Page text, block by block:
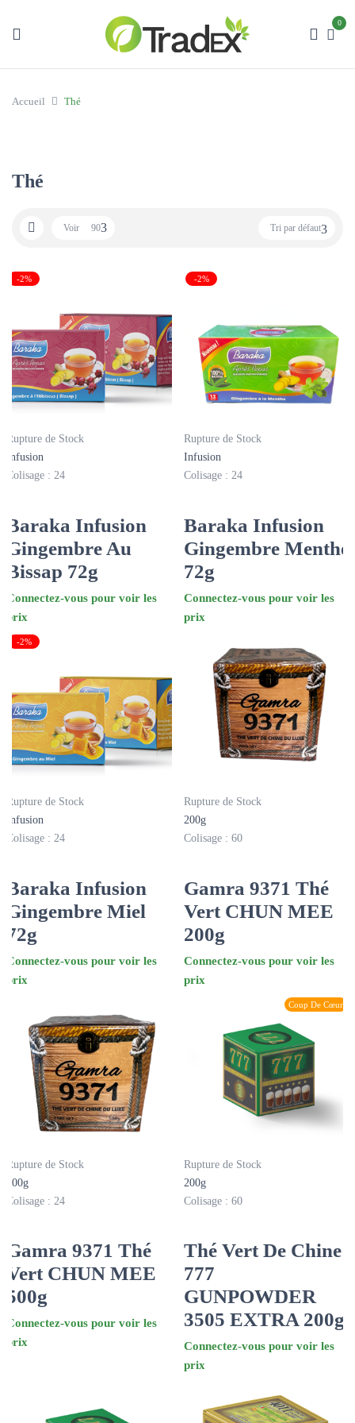
0
Accueil Thé
Thé
Tri par défaut
Voir 90
-2%
Rupture de Stock
Infusion
Colisage : 24
Baraka Infusion
Gingembre Au
Bissap 72g
Connectez-vous pour voir les
prix
-2%
Rupture de Stock
Infusion
Colisage : 24
Baraka Infusion
Gingembre Menthe
72g
Connectez-vous pour voir les
prix
-2%
Rupture de Stock
Infusion
Colisage : 24
Baraka Infusion
Gingembre Miel
72g
Connectez-vous pour voir les
prix
Rupture de Stock
200g
Colisage : 60
Gamra 9371 Thé
Vert CHUN MEE
200g
Connectez-vous pour voir les
prix
Rupture de Stock
500g
Colisage : 24
Gamra 9371 Thé
Vert CHUN MEE
500g
Connectez-vous pour voir les
prix
Coup De Cœur
Rupture de Stock
200g
Colisage : 60
Thé Vert De Chine
777
GUNPOWDER
3505 EXTRA 200g
Connectez-vous pour voir les
prix